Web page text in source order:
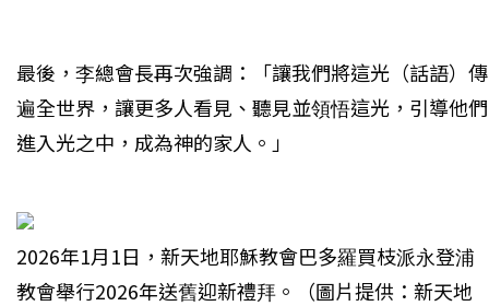
最後，李總會長再次強調：「讓我們將這光（話語）傳
遍全世界，讓更多人看見、聽見並領悟這光，引導他們
進入光之中，成為神的家人。」
2026年1月1日，新天地耶穌教會巴多羅買枝派永登浦
教會舉行2026年送舊迎新禮拜。（圖片提供：新天地